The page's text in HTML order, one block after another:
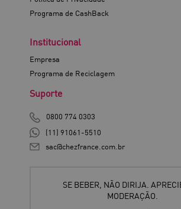
Programa de CashBack
Institucional
Empresa
Programa de Reciclagem
Suporte
0800 774 0303
(11) 91061-5510
sac@chezfrance.com.br
SE BEBER, NÃO DIRIJA.
MODERAÇÃO.